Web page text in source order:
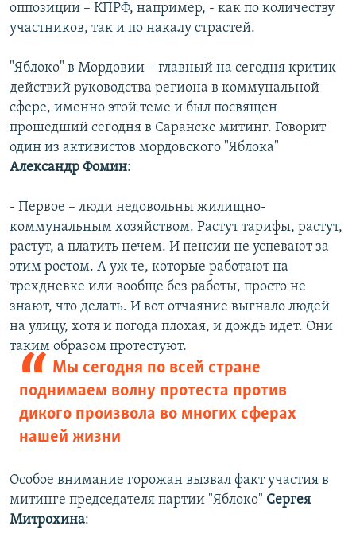
оппозиции – КПРФ, например, - как по количеству
участников, так и по накалу страстей.
"Яблоко" в Мордовии – главный на сегодня критик
действий руководства региона в коммунальной
сфере, именно этой теме и был посвящен
прошедший сегодня в Саранске митинг. Говорит
один из активистов мордовского "Яблока"
Александр Фомин:
- Первое – люди недовольны жилищно-
коммунальным хозяйством. Растут тарифы, растут,
растут, а платить нечем. И пенсии не успевают за
этим ростом. А уж те, которые работают на
трехдневке или вообще без работы, просто не
знают, что делать. И вот отчаяние выгнало людей
на улицу, хотя и погода плохая, и дождь идет. Они
таким образом протестуют.
Мы сегодня по всей стране
поднимаем волну протеста против
дикого произвола во многих сферах
нашей жизни
Особое внимание горожан вызвал факт участия в
митинге председателя партии "Яблоко" Сергея
Митрохина: